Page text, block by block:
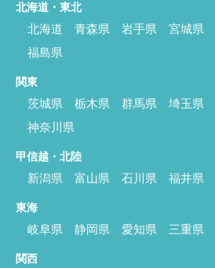
北海道・東北
北海道 青森県 岩手県 宮城県
福島県
関東
茨城県 栃木県 群馬県 埼玉県
神奈川県
甲信越・北陸
新潟県 富山県 石川県 福井県
東海
岐阜県 静岡県 愛知県 三重県
関西